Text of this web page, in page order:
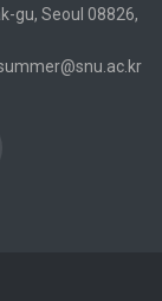
gu, Seoul 08826,